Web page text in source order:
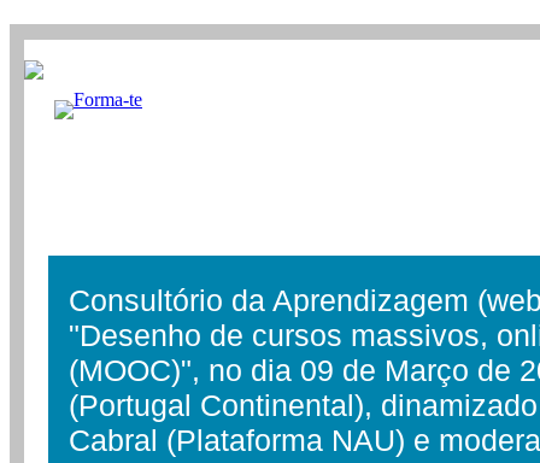
Consultório da Aprendizagem
"Desenho de cursos massivos,
(MOOC)", no dia 09 de Março de
(Portugal Continental),
Cabral (Plataforma NAU) e